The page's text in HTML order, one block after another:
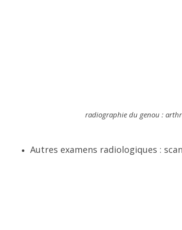
radiographie du genou :
Autres examens radiologiques :